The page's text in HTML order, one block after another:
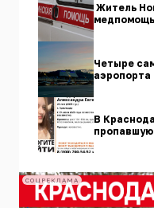
Житель
Четыре
аэропорта
В
СОЦРЕКЛАМА